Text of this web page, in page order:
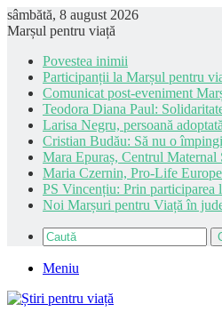
sâmbătă, 8 august 2026
Marșul pentru viață
Povestea inimii
Participanții la Marșul pentru
Comunicat post-eveniment
Teodora Diana Paul:
Larisa Negru, persoană
Cristian Budău: Să nu o
Mara Epuraș, Centrul Maternal
Maria Czernin, Pro-Life
PS Vincențiu: Prin participarea
Noi Marșuri pentru Viață în
Meniu